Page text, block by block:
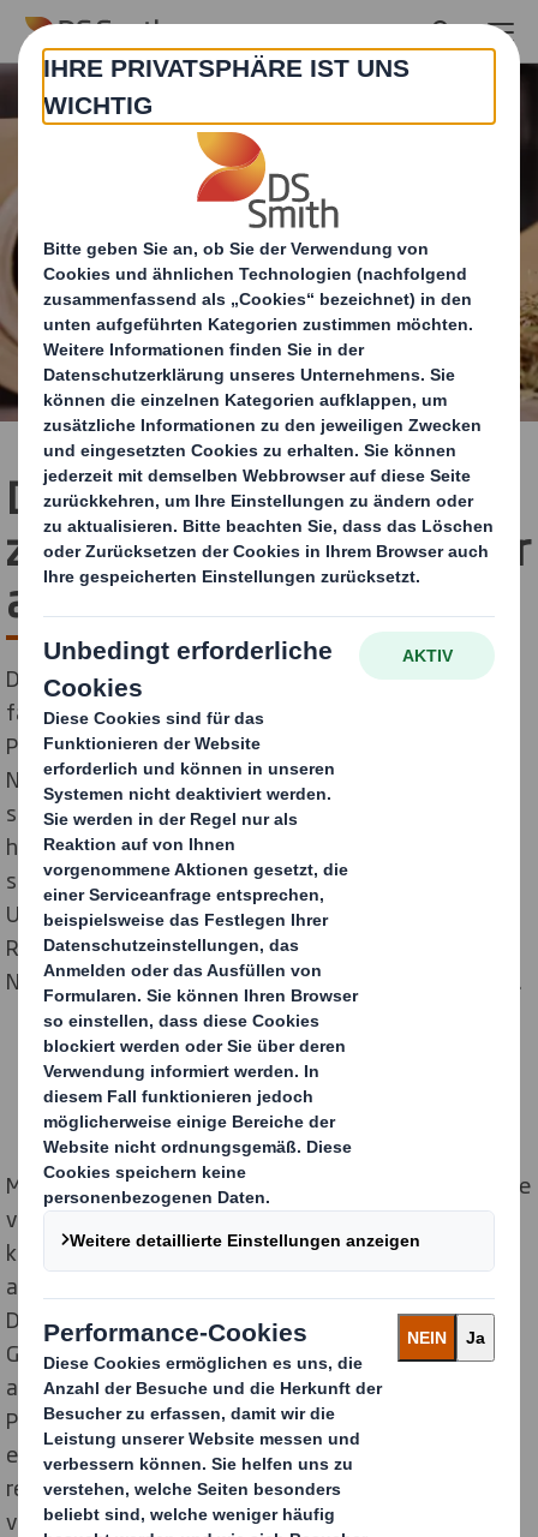
Skip to main content
DS Smith startet Versuch
zur Herstellung von Papier
aus Stroh und Getreide
DS Smith, der führende Anbieter nachhaltiger,
faserbasierter Verpackungen, arbeitet in
Partnerschaft mit dem Umweltforschungs-Start-up
Nafici an einer Möglichkeit, Verpackungen aus
sogenannten "Second Harvest"-Materialien
herzustellen. Diese neue Initiative von DS Smith
spiegelt die laufenden Investitionen des
Unternehmens in Forschung und Entwicklung im
Rahmen der im letzten Jahr aktualisierten
Nachhaltigkeitsstrategie „Jetzt. Und zukünftig.“ wider.
Mit diesem Projekt reagiert DS Smith auf die Nachfrage
von Unternehmen, die einen stärker
kreislauforientierten Ansatz für ihre Lieferketten
anstreben. Nach Angaben des Forschungsteams von
DS Smith haben Abfallprodukte, wie Stroh und
Getreidetreber, ein Stoff, der beim Brauen von Bier
anfällt, das Potenzial, bis zu 10 % der für den
Papierherstellungsprozess verwendeten Frischfasern
einzusparen. Damit könnten sie eine wichtige und
realisierbare Ergänzung zu den konventionell
verwendeten Rohstoffen darstellen.